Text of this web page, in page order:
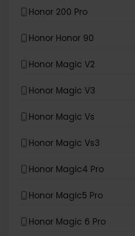
Honor 200 Pro
Honor Honor 90
Honor Magic V2
Honor Magic V3
Honor Magic Vs
Honor Magic Vs3
Honor Magic4 Pro
Honor Magic5 Pro
Honor Magic 6 Pro